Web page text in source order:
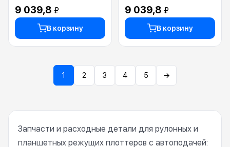
9 039,8 ₽
В корзину
9 039,8 ₽
В корзину
1 2 3 4 5 →
Запчасти и расходные детали для рулонных и
планшетных режущих плоттеров с автоподачей: